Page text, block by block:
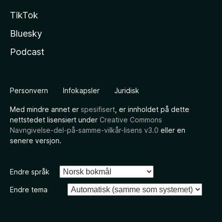
TikTok
Bluesky
Podcast
Personvern Infokapsler Juridisk
Med mindre annet er spesifisert , er innholdet på dette
nettstedet lisensiert under Creative Commons
Navngivelse-del-på-samme-vilkår-lisens v3.0 eller en
senere versjon.
Endre språk
Endre tema